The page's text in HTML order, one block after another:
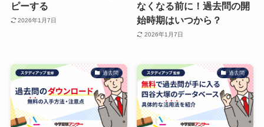
ピーする
2026年1月7日
なくなる前に！過去問の開
始時期はいつから？
2026年1月7日
過去問 過去問